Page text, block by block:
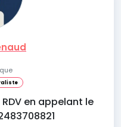
en appelant le